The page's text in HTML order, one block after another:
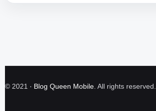
© 2021 ‧ Blog Queen Mobile. All rights reserved.